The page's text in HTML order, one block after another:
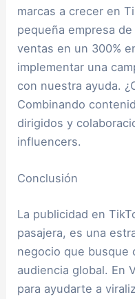
marcas a crecer en
pequeña empresa
ventas en un 300%
implementar una
con nuestra ayuda.
Combinando
dirigidos y
influencers.
Conclusión
La publicidad en
pasajera, es una
negocio que busque
audiencia global. En
para ayudarte a